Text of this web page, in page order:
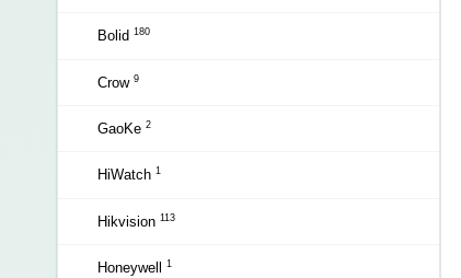
Bolid 180
Crow 9
GaoKe 2
HiWatch 1
Hikvision 113
Honeywell 1